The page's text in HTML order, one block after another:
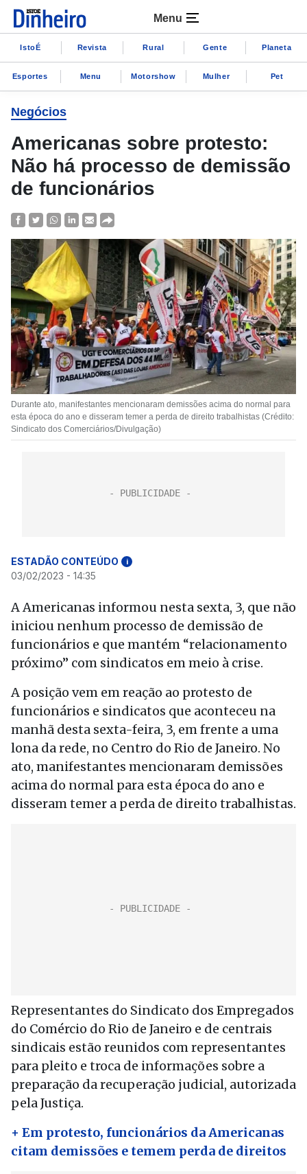
Menu
IstoÉ Revista Rural Gente Planeta
Esportes Menu Motorshow Mulher Pet
Negócios
Americanas sobre protesto:
Não há processo de demissão
de funcionários
Durante ato, manifestantes mencionaram demissões acima do normal para
esta época do ano e disseram temer a perda de direito trabalhistas (Crédito:
Sindicato dos Comerciários/Divulgação)
ESTADÃO CONTEÚDO i
03/02/2023 - 14:35
A Americanas informou nesta sexta, 3, que não
iniciou nenhum processo de demissão de
funcionários e que mantém “relacionamento
próximo” com sindicatos em meio à crise.
A posição vem em reação ao protesto de
funcionários e sindicatos que aconteceu na
manhã desta sexta-feira, 3, em frente a uma
lona da rede, no Centro do Rio de Janeiro. No
ato, manifestantes mencionaram demissões
acima do normal para esta época do ano e
disseram temer a perda de direito trabalhistas.
Representantes do Sindicato dos Empregados
do Comércio do Rio de Janeiro e de centrais
sindicais estão reunidos com representantes
para pleito e troca de informações sobre a
preparação da recuperação judicial, autorizada
pela Justiça.
+ Em protesto, funcionários da Americanas
citam demissões e temem perda de direitos